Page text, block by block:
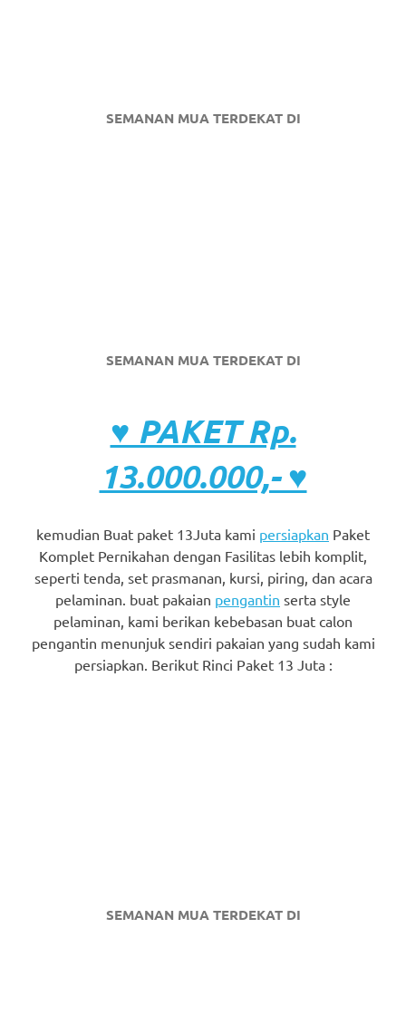
SEMANAN MUA TERDEKAT DI
SEMANAN MUA TERDEKAT DI
♥ PAKET Rp.
13.000.000,- ♥
kemudian Buat paket 13Juta kami persiapkan Paket
Komplet Pernikahan dengan Fasilitas lebih komplit,
seperti tenda, set prasmanan, kursi, piring, dan acara
pelaminan. buat pakaian pengantin serta style
pelaminan, kami berikan kebebasan buat calon
pengantin menunjuk sendiri pakaian yang sudah kami
persiapkan. Berikut Rinci Paket 13 Juta :
SEMANAN MUA TERDEKAT DI